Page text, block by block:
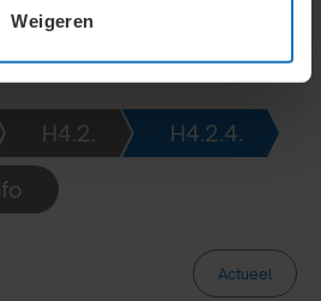
Weigeren
H4.2. H4.2.4.
Actueel